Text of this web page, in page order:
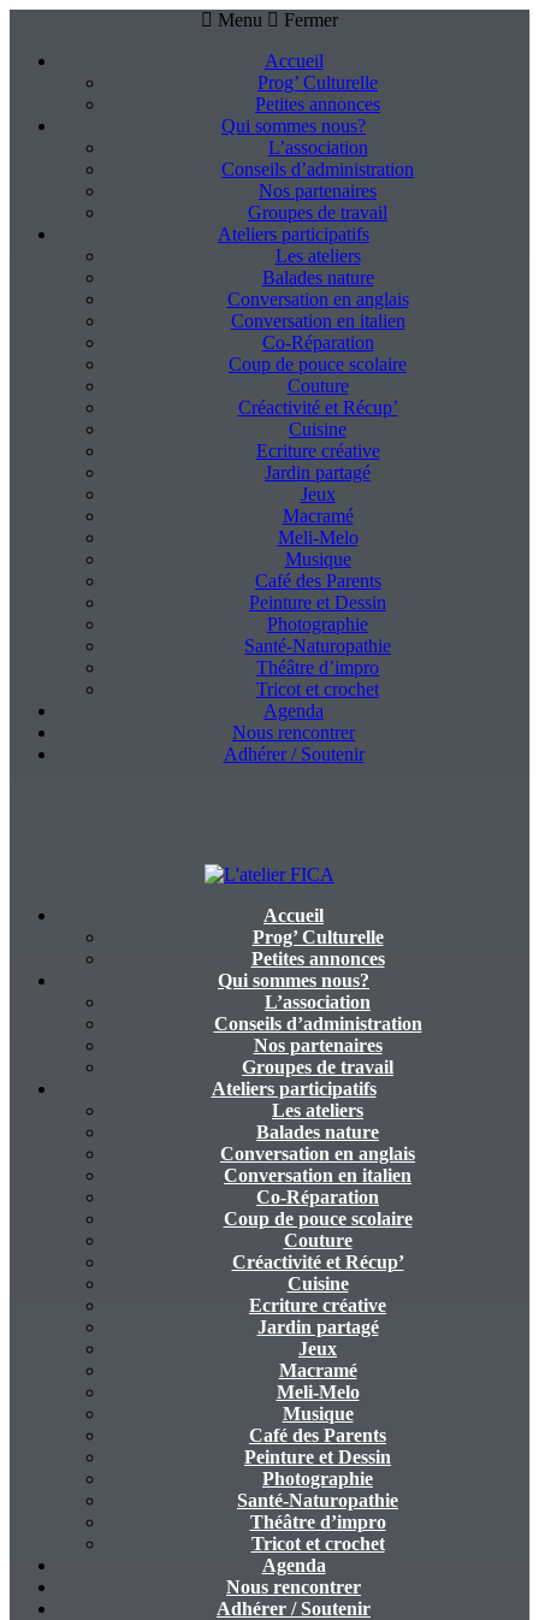
Menu
Fermer
Accueil
Prog’ Culturelle
Petites annonces
Qui sommes nous?
L’association
Conseils d’administration
Nos partenaires
Groupes de travail
Ateliers participatifs
Les ateliers
Balades nature
Conversation en anglais
Conversation en italien
Co-Réparation
Coup de pouce scolaire
Couture
Créactivité et Récup’
Cuisine
Ecriture créative
Jardin partagé
Jeux
Macramé
Meli-Melo
Musique
Café des Parents
Peinture et Dessin
Photographie
Santé-Naturopathie
Théâtre d’impro
Tricot et crochet
Agenda
Nous rencontrer
Adhérer / Soutenir
L'atelier FICA
Actions conviviales écologiques et solidaires sur le territoire de
Meximieux
Accueil
Prog’ Culturelle
Petites annonces
Qui sommes nous?
L’association
Conseils d’administration
Nos partenaires
Groupes de travail
Ateliers participatifs
Les ateliers
Balades nature
Conversation en anglais
Conversation en italien
Co-Réparation
Coup de pouce scolaire
Couture
Créactivité et Récup’
Cuisine
Ecriture créative
Jardin partagé
Jeux
Macramé
Meli-Melo
Musique
Café des Parents
Peinture et Dessin
Photographie
Santé-Naturopathie
Théâtre d’impro
Tricot et crochet
Agenda
Nous rencontrer
Adhérer / Soutenir